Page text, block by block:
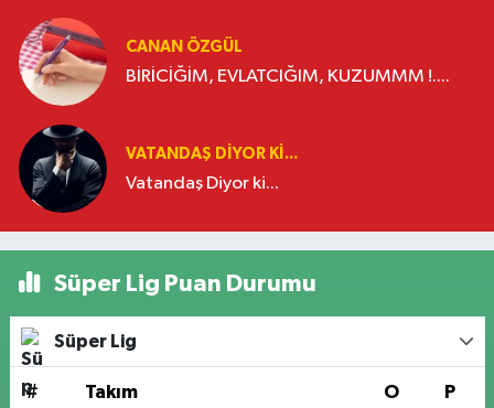
CANAN ÖZGÜL
BİRİCİĞİM, EVLATCIĞIM, KUZUMMM !....
VATANDAŞ DIYOR KI...
Vatandaş Diyor ki...
Süper Lig Puan Durumu
Süper Lig
# Takım O P